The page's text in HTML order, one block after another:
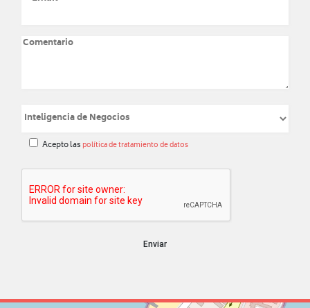
Acepto las política de tratamiento de datos
Enviar